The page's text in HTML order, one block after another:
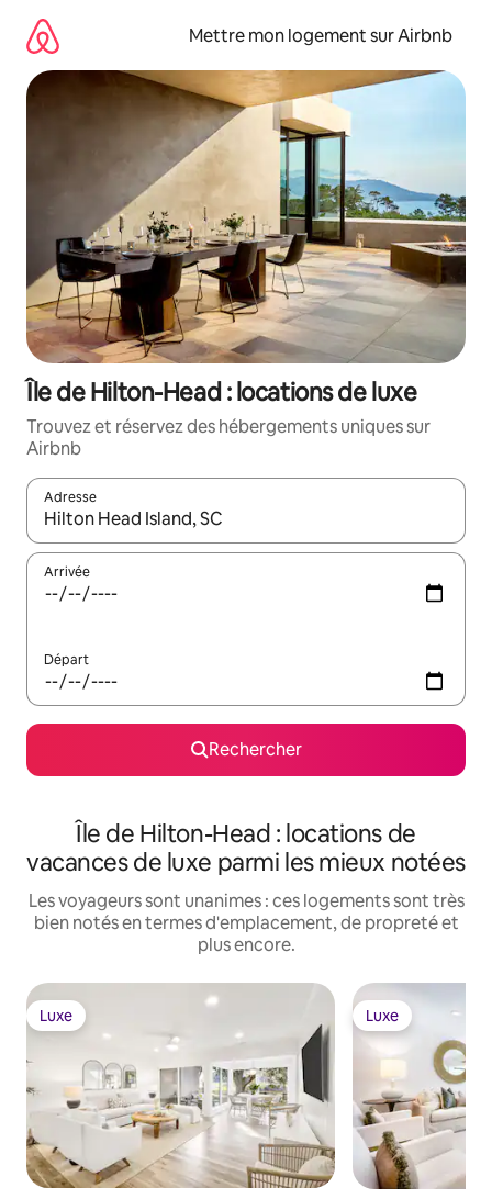
directement
contenu
Mettre mon logement sur Airbnb
Île de Hilton-Head : locations de luxe
Trouvez et réservez des hébergements uniques sur
Airbnb
Adresse
Lorsque les résultats s'affichent, utilisez les flèches vers le
Arrivée
Départ
Rechercher
Île de Hilton-Head : locations de
vacances de luxe parmi les mieux notées
Les voyageurs sont unanimes : ces logements sont très
bien notés en termes d'emplacement, de propreté et
plus encore.
Luxe
Luxe Luxe
Luxe